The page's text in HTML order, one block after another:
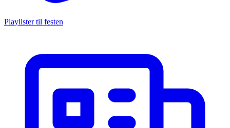
Playlister til festen